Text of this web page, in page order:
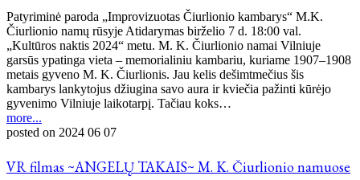
Patyriminė paroda „Improvizuotas Čiurlionio kambarys“ M.K.
Čiurlionio namų rūsyje Atidarymas birželio 7 d. 18:00 val.
„Kultūros naktis 2024“ metu. M. K. Čiurlionio namai Vilniuje
garsūs ypatinga vieta – memorialiniu kambariu, kuriame 1907–1908
metais gyveno M. K. Čiurlionis. Jau kelis dešimtmečius šis
kambarys lankytojus džiugina savo aura ir kviečia pažinti kūrėjo
gyvenimo Vilniuje laikotarpį. Tačiau koks…
more...
posted on 2024 06 07
VR filmas ~ANGELŲ TAKAIS~ M. K. Čiurlionio namuose